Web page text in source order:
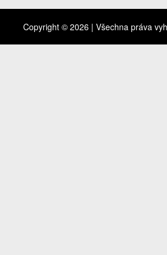
Copyright © 2026 | Všechna práva